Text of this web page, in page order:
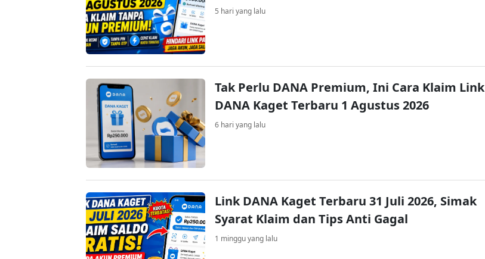
5 hari yang lalu
Tak Perlu DANA Premium, Ini Cara Klaim Link
DANA Kaget Terbaru 1 Agustus 2026
6 hari yang lalu
Link DANA Kaget Terbaru 31 Juli 2026, Simak
Syarat Klaim dan Tips Anti Gagal
1 minggu yang lalu